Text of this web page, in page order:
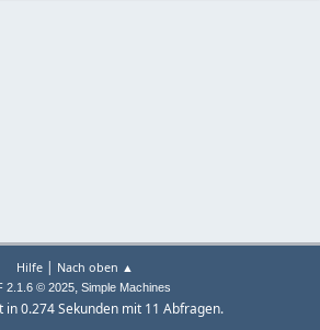
Hilfe| Nach oben ▲
2.1.6 © 2025, Simple Machines
in 0.274 Sekunden mit 11 Abfragen.